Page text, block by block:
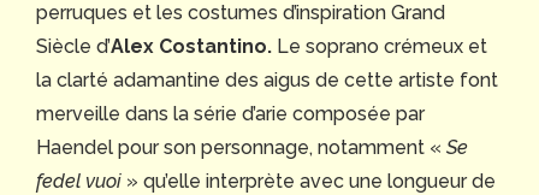
perruques et les costumes d’inspiration Grand
Siècle d’Alex Costantino. Le soprano crémeux et
la clarté adamantine des aigus de cette artiste font
merveille dans la série d’arie composée par
Haendel pour son personnage, notamment « Se
fedel vuoi » qu’elle interprète avec une longueur de